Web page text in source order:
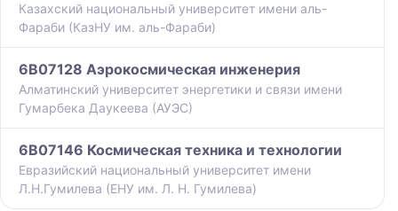
Казахский национальный университет имени аль-
Фараби (КазНУ им. аль-Фараби)
6B07128 Аэрокосмическая инженерия
Алматинский университет энергетики и связи имени
Гумарбека Даукеева (АУЭС)
6B07146 Космическая техника и технологии
Евразийский национальный университет имени
Л.Н.Гумилева (ЕНУ им. Л. Н. Гумилева)